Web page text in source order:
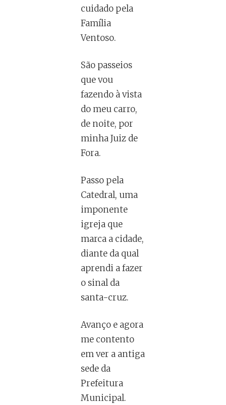
cuidado pela
Família
Ventoso.
São passeios
que vou
fazendo à vista
do meu carro,
de noite, por
minha Juiz de
Fora.
Passo pela
Catedral, uma
imponente
igreja que
marca a cidade,
diante da qual
aprendi a fazer
o sinal da
santa-cruz.
Avanço e agora
me contento
em ver a antiga
sede da
Prefeitura
Municipal.